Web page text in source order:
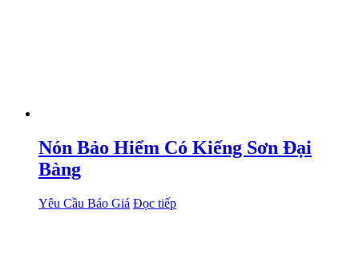
Nón Bảo Hiểm Có Kiếng Sơn Đại
Bàng
Yêu Cầu Báo Giá Đọc tiếp